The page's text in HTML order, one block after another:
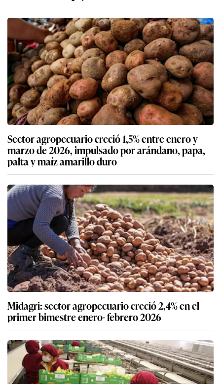
Sector agropecuario creció 1,5% entre enero y
marzo de 2026, impulsado por arándano, papa,
palta y maíz amarillo duro
Midagri: sector agropecuario creció 2,4% en el
primer bimestre enero- febrero 2026